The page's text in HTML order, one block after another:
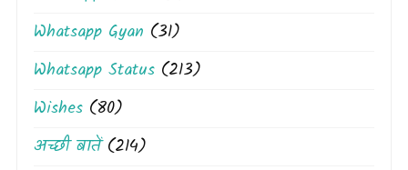
Whatsapp Gyan (31)
Whatsapp Status (213)
Wishes (80)
अच्छी बातें(214)